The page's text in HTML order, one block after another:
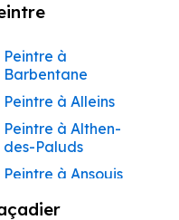
Peintre à
Barbentane
Peintre à Alleins
Peintre à Althen-
des-Paluds
Peintre à Ansouis
Peintre à Apt